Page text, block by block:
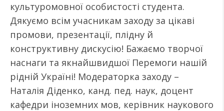
культуромовної особистості студента.
Дякуємо всім учасникам заходу за цікаві
промови, презентації, плідну й
конструктивну дискусію! Бажаємо творчої
наснаги та якнайшвидшої Перемоги нашій
рідній Україні! Модераторка заходу –
Наталія Діденко, канд. пед. наук, доцент
кафедри іноземних мов, керівник наукового